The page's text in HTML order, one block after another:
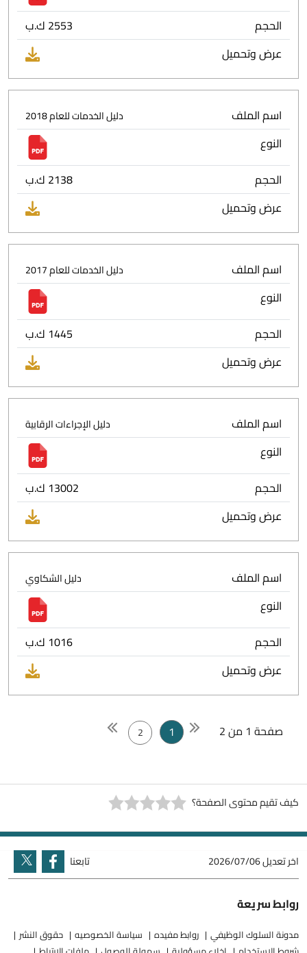
الحجم
2553 ك.ب
عرض وتحميل
اسم الملف دليل الخدمات للعام 2018
النوع
الحجم
2138 ك.ب
عرض وتحميل
اسم الملف دليل الخدمات للعام 2017
النوع
الحجم
1445 ك.ب
عرض وتحميل
اسم الملف دليل الإجراءات الرقابية
النوع
الحجم
13002 ك.ب
عرض وتحميل
اسم الملف دليل الشكاوي
النوع
الحجم
1016 ك.ب
عرض وتحميل
صفحة 1 من 2 1
2
كيف تقيم محتوى الصفحة؟
اخر تعديل2026/07/06 تابعنا
روابط سريعة
مدونة السلوك الوظيفي روابط مفيده سياسة الخصوصيه
حقوق النشر